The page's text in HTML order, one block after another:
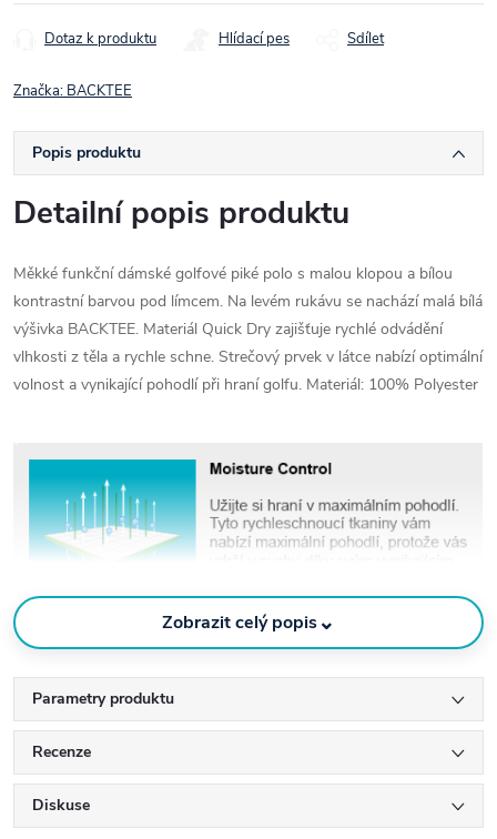
Dotaz k produktu Hlídací pes Sdílet
Značka: BACKTEE
Popis produktu
Detailní popis produktu
Měkké funkční dámské golfové piké polo s malou klopou a bílou
kontrastní barvou pod límcem. Na levém rukávu se nachází malá bílá
výšivka BACKTEE. Materiál Quick Dry zajišťuje rychlé odvádění
vlhkosti z těla a rychle schne. Strečový prvek v látce nabízí optimální
volnost a vynikající pohodlí při hraní golfu. Materiál: 100% Polyester
Zobrazit celý popis⌄
Parametry produktu
Recenze
Diskuse